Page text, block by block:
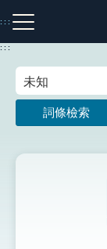
到
主
:::
注音索引圖示
:::
詞條檢索